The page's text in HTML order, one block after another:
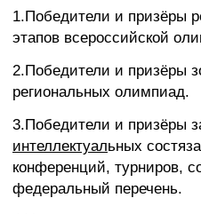
1.Победители и призёры
этапов всероссийской
2.Победители и призёры
региональных олимпиад.
3.Победители и призёры
интеллектуальных
конференций, турниров,
федеральный перечень.